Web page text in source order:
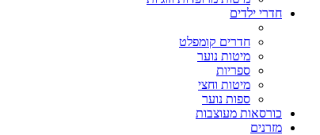
חדרי ילדים
חדרים קומפלט
מיטות נוער
ספריות
מיטות וחצי
ספות נוער
כורסאות מעוצבות
מזרנים